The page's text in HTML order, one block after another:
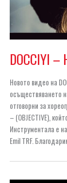
DOCCIYI
Новото видео на
осъществяването
отговорни за
– (OBJECTIVE),
Инструментала е
Emil TRF.